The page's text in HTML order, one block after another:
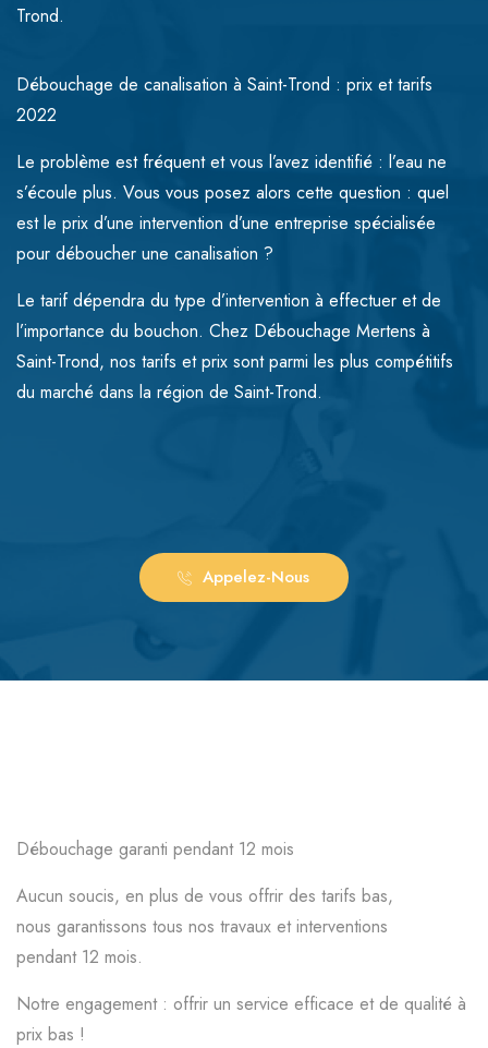
Trond.
Débouchage de canalisation à Saint-Trond : prix et tarifs
2022
Le problème est fréquent et vous l’avez identifié : l’eau ne
s’écoule plus. Vous vous posez alors cette question : quel
est le prix d’une intervention d’une entreprise spécialisée
pour déboucher une canalisation ?
Le tarif dépendra du type d’intervention à effectuer et de
l’importance du bouchon. Chez Débouchage Mertens à
Saint-Trond, nos tarifs et prix sont parmi les plus compétitifs
du marché dans la région de Saint-Trond.
Appelez-Nous
Débouchage garanti pendant 12 mois
Aucun soucis, en plus de vous offrir des tarifs bas,
nous garantissons tous nos travaux et interventions
pendant 12 mois.
Notre engagement : offrir un service efficace et de qualité à
prix bas !